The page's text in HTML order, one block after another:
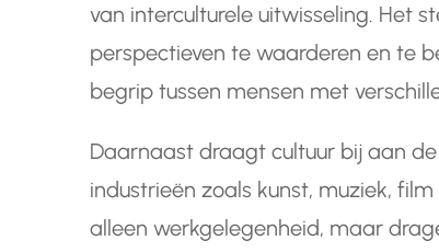
van interculturele uitwisseling. Het
perspectieven te waarderen en te
begrip tussen mensen met
Daarnaast draagt cultuur bij aan
industrieën zoals kunst, muziek,
alleen werkgelegenheid, maar